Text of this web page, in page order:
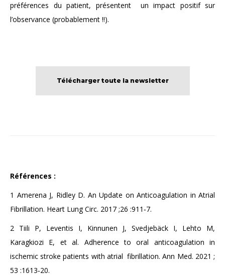
préférences du patient, présentent un impact positif sur
l’observance (probablement !!).
Télécharger toute la newsletter
Références :
1 Amerena J, Ridley D. An Update on Anticoagulation in Atrial
Fibrillation. Heart Lung Circ. 2017 ;26 :911‑7.
2 Tiili P, Leventis I, Kinnunen J, Svedjebäck I, Lehto M,
Karagkiozi E, et al. Adherence to oral anticoagulation in
ischemic stroke patients with atrial fibrillation. Ann Med. 2021 ;
53 :1613‑20.